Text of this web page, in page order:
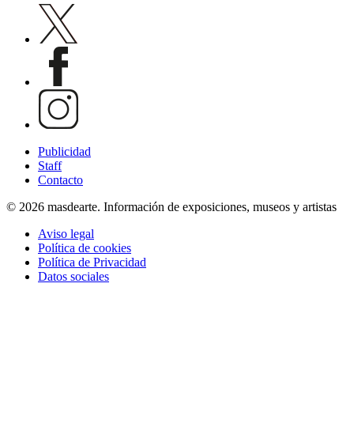
Publicidad
Staff
Contacto
© 2026 masdearte. Información de exposiciones, museos y artistas
Aviso legal
Política de cookies
Política de Privacidad
Datos sociales